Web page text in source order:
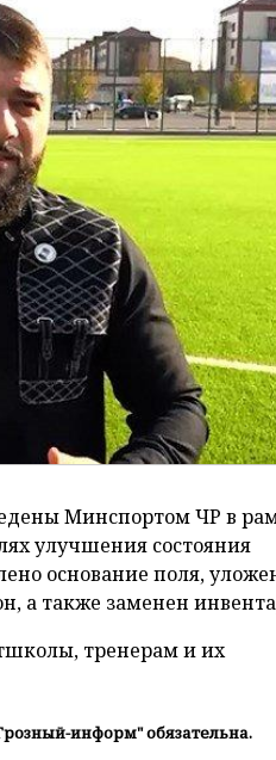
Минспортом ЧР в
улучшения состояния
основание поля,
а также заменен
тренерам и их
информ" обязательна.